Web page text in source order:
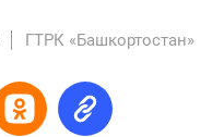
ГТРК «Башкортостан»